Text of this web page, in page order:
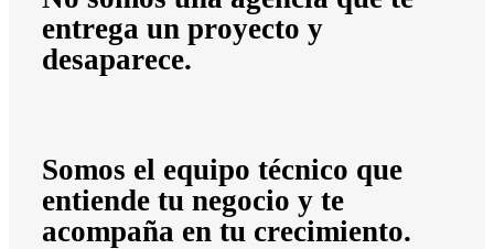
entrega un proyecto y
desaparece.
Somos el equipo técnico que
entiende tu negocio y te
acompaña en tu crecimiento.